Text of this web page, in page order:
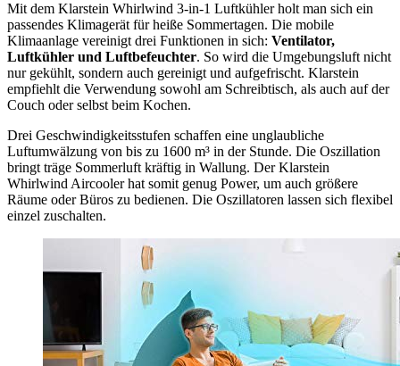
Mit dem Klarstein Whirlwind 3-in-1 Luftkühler holt man sich ein
passendes Klimagerät für heiße Sommertagen. Die mobile
Klimaanlage vereinigt drei Funktionen in sich: Ventilator,
Luftkühler und Luftbefeuchter. So wird die Umgebungsluft nicht
nur gekühlt, sondern auch gereinigt und aufgefrischt. Klarstein
empfiehlt die Verwendung sowohl am Schreibtisch, als auch auf der
Couch oder selbst beim Kochen.
Drei Geschwindigkeitsstufen schaffen eine unglaubliche
Luftumwälzung von bis zu 1600 m³ in der Stunde. Die Oszillation
bringt träge Sommerluft kräftig in Wallung. Der Klarstein
Whirlwind Aircooler hat somit genug Power, um auch größere
Räume oder Büros zu bedienen. Die Oszillatoren lassen sich flexibel
einzel zuschalten.